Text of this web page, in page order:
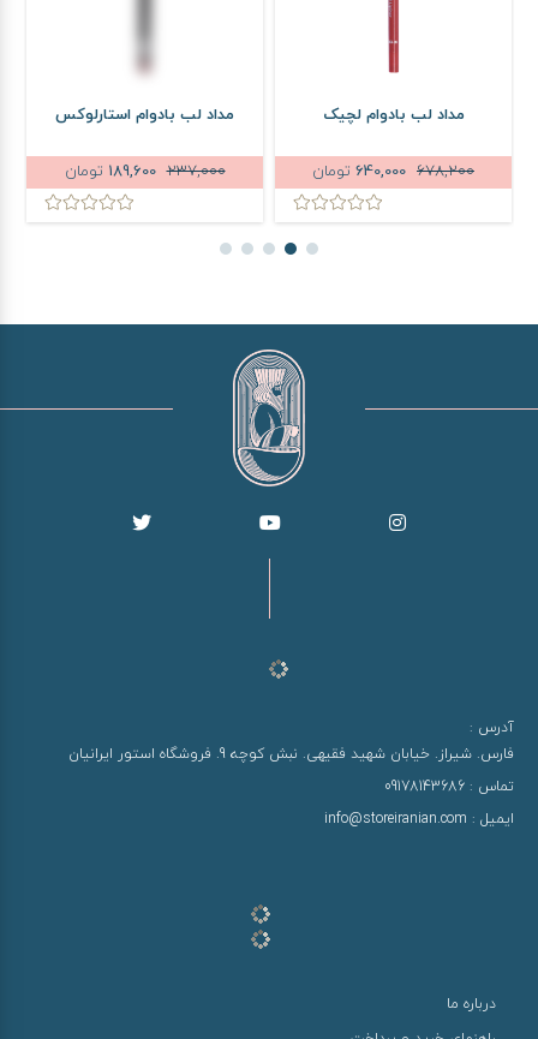
مداد لب بادوام لچیک
678,200 تومان
مداد لب بادوام استارلوکس
237,000
189,600 تومان
آدرس :
فارس. شیراز. خیابان شهید فقیهی. نبش کوچه 9. فروشگاه استور ایرانیان
تماس : 09178143686
ایمیل : info@storeiranian.com
درباره ما